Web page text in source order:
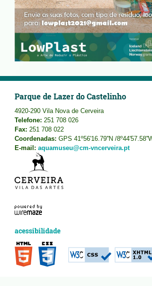
Parque de Lazer do Castelinho
4920-290 Vila Nova de Cerveira
Telefone: 251 708 026
Fax: 251 708 022
Coordenadas: GPS 41º56'16.79''N /
E-mail: aquamuseu@cm-vncerveira.pt
acessibilidade